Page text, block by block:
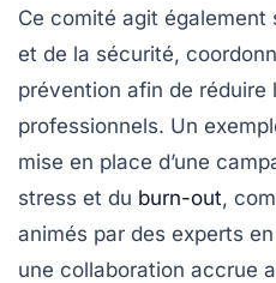
Ce comité agit également
et de la sécurité,
prévention afin de réduire
professionnels. Un
mise en place d’une
stress et du burn-out,
animés par des experts
une collaboration accrue